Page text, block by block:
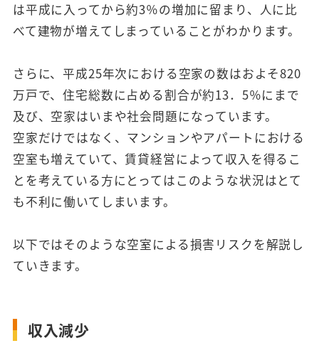
は平成に入ってから約3％の増加に留まり、人に比
べて建物が増えてしまっていることがわかります。
さらに、平成25年次における空家の数はおよそ820
万戸で、住宅総数に占める割合が約13．5％にまで
及び、空家はいまや社会問題になっています。
空家だけではなく、マンションやアパートにおける
空室も増えていて、賃貸経営によって収入を得るこ
とを考えている方にとってはこのような状況はとて
も不利に働いてしまいます。
以下ではそのような空室による損害リスクを解説し
ていきます。
収入減少